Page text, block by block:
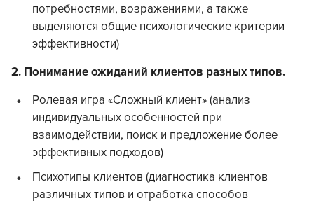
потребностями, возражениями, а также
выделяются общие психологические критерии
эффективности)
2. Понимание ожиданий клиентов разных типов.
Ролевая игра «Сложный клиент» (анализ
индивидуальных особенностей при
взаимодействии, поиск и предложение более
эффективных подходов)
Психотипы клиентов (диагностика клиентов
различных типов и отработка способов